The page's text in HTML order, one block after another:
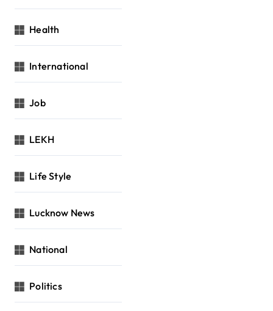
Health
International
Job
LEKH
Life Style
Lucknow News
National
Politics